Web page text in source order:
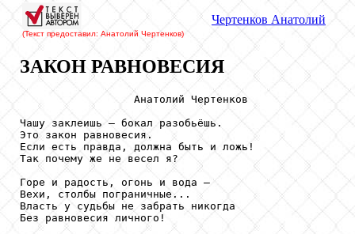
(Текст предоставил: Анатолий Чертенков)
Чертенков Анатолий
ЗАКОН РАВНОВЕСИЯ
                  Анатолий Чертенков
Чашу заклеишь – бокал разобьёшь.
Это закон равновесия.
Если есть правда, должна быть и ложь!
Так почему же не весел я?
Горе и радость, огонь и вода –
Вехи, столбы пограничные...
Власть у судьбы не забрать никогда
Без равновесия личного!